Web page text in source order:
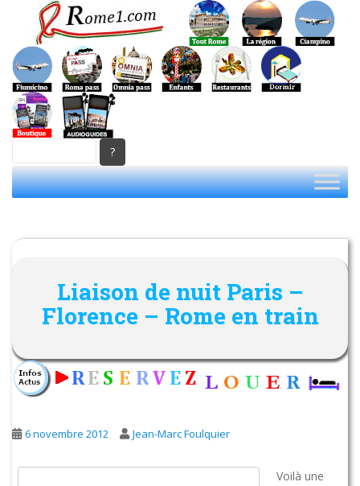
Liaison de nuit Paris –
Florence – Rome en train
6 novembre 2012 Jean-Marc Foulquier
Voilà une